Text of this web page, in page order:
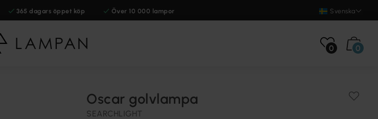
365 dagars öppet köp Över 10 000 lampor Svenska
0 0
Oscar golvlampa
SEARCHLIGHT